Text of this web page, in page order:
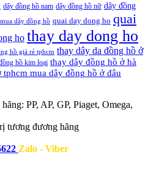
dây đồng hồ nam dây đồng hồ nữ dây đồng
mua dây đồng hồ quai day dong ho quai
ho thay day dong ho
hồ giá rẻ tphcm thay dây da đồng hồ ở
hồ kim loại thay dây đồng hồ ở hà
tphcm mua dây đồng hồ ở đâu
PP, AP, GP, Piaget, Omega,
tương đương hãng
Zalo - Viber